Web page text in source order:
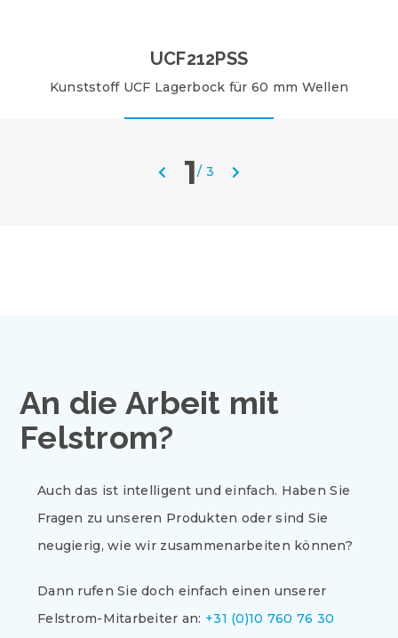
UCF212PSS
Kunststoff UCF Lagerbock für 60 mm Wellen
1/ 3
An die Arbeit mit
Felstrom?
Auch das ist intelligent und einfach. Haben Sie
Fragen zu unseren Produkten oder sind Sie
neugierig, wie wir zusammenarbeiten können?
Dann rufen Sie doch einfach einen unserer
Felstrom-Mitarbeiter an: +31 (0)10 760 76 30